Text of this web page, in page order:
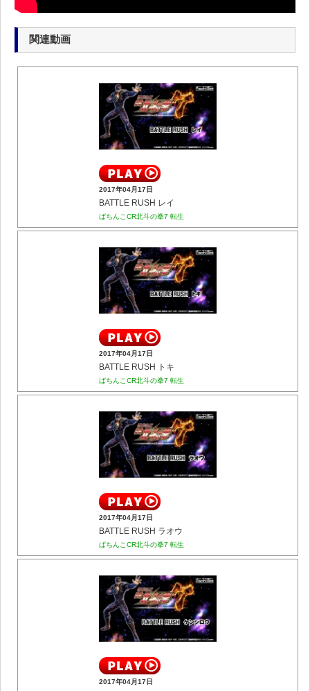
関連動画
2017年04月17日
BATTLE RUSH レイ
ぱちんこCR北斗の拳7 転生
2017年04月17日
BATTLE RUSH トキ
ぱちんこCR北斗の拳7 転生
2017年04月17日
BATTLE RUSH ラオウ
ぱちんこCR北斗の拳7 転生
2017年04月17日